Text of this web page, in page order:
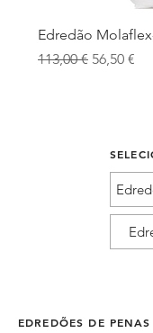
Edredão
Preço normal
113,00 € Preço
56,50 €
EDREDÕES DE PENAS